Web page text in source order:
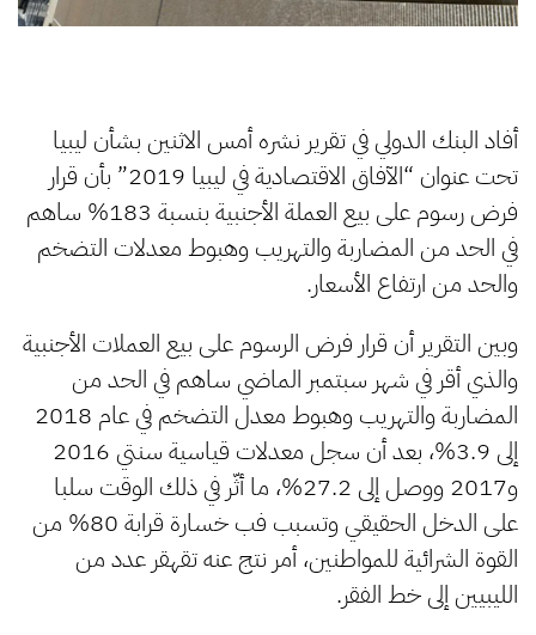
أفاد البنك الدولي في تقرير نشره أمس الاثنين بشأن ليبيا
تحت عنوان “الآفاق الاقتصادية في ليبيا 2019” بأن قرار
فرض رسوم على بيع العملة الأجنبية بنسبة 183% ساهم
في الحد من المضاربة والتهريب وهبوط معدلات التضخم
والحد من ارتفاع الأسعار.
وبين التقرير أن قرار فرض الرسوم على بيع العملات الأجنبية
والذي أقر في شهر سبتمبر الماضي ساهم في الحد من
المضاربة والتهريب وهبوط معدل التضخم في عام 2018
إلى 3.9%، بعد أن سجل معدلات قياسية سنتي 2016
و2017 ووصل إلى 27.2%، ما أثّر في ذلك الوقت سلبا
على الدخل الحقيقي وتسبب فب خسارة قرابة 80% من
القوة الشرائية للمواطنين، أمر نتج عنه تقهقر عدد من
الليبيين إلى خط الفقر.